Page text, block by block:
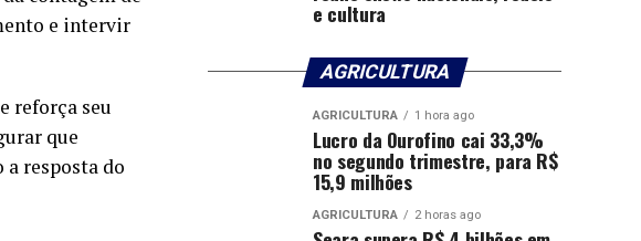
e intervir
reforça seu
que
resposta do
e cultura
AGRICULTURA
AGRICULTURA 1 hora ago
Lucro da Ourofino cai 33,3%
no segundo trimestre, para R$
15,9 milhões
AGRICULTURA 2 horas ago